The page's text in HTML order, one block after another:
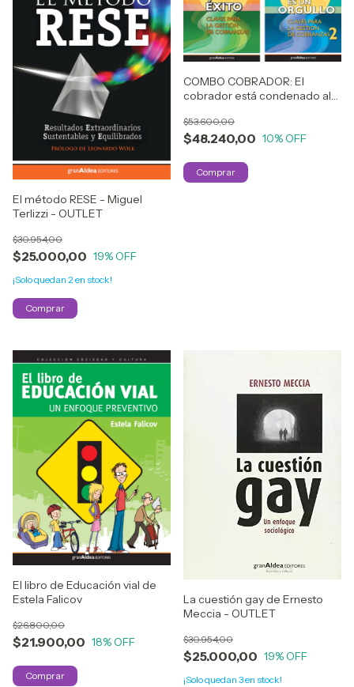
El método RESE - Miguel
Terlizzi - OUTLET
$25.000,00
$30.954,00
19% OFF
¡Solo quedan 2 en stock!
COMBO COBRADOR: El
cobrador está condenado al
orgullo de Eduardo Buero
$48.240,00
$53.600,00
10% OFF
El libro de Educación vial de
Estela Falicov
$21.900,00
$26.800,00
18% OFF
La cuestión gay de Ernesto
Meccia - OUTLET
$25.000,00
$30.954,00
19% OFF
¡Solo quedan 3en stock!